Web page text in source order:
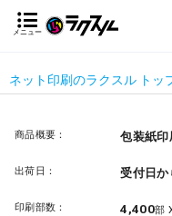
メニュー
ネット印刷のラクスル トッ
商品概要： 包装紙印
出荷日： 受付日
印刷部数： 4,400部